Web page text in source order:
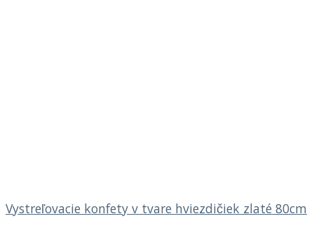
Vystreľovacie konfety v tvare hviezdičiek zlaté 80cm